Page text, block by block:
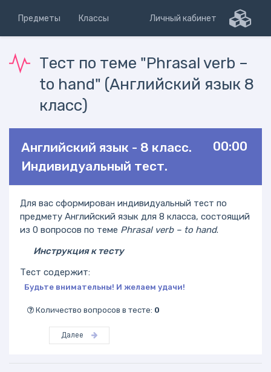
Предметы Классы Личный кабинет
Тест по теме "Phrasal verb –
to hand" (Английский язык 8
класс)
00:00
Английский язык - 8 класс.
Индивидуальный тест.
Для вас сформирован индивидуальный тест по
предмету Английский язык для 8 класса, состоящий
из 0 вопросов по теме Phrasal verb – to hand.
Инструкция к тесту
Тест содержит:
Будьте внимательны! И желаем удачи!
Количество вопросов в тесте: 0
Далее